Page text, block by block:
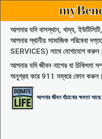
আপনার যদি বাসস্থান, খাদ্য,
আপনার স্থানীয় সামাজিক
SERVICES) সাথে যোগাযোগ
আপনার যদি জীবন নাশের বা চিকিৎসা
অনুগ্রহ করে 911 নম্বরে ফোন করুন।
আপনার জীবন বাঁচানোর ক্ষমতা